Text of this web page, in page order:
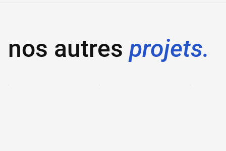
nos autres projets.